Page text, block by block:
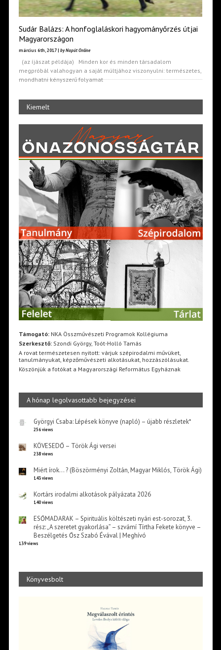
Sudár Balázs: A honfoglaláskori hagyományőrzés útjai
Magyarországon
március 6th, 2017 | by Napút Online
(az íjászat példája) Minden kor és minden társadalom
megpróbál valahogyan a saját múltjához viszonyulni: természetes,
mondhatni kényszerű folyamat
Kiemelt
Támogató:NKA Összművészeti Programok Kollégiuma
Szerkesztő:Szondi György, Toót-Holló Tamás
A rovat természetesen nyitott: várjuk szépirodalmi művüket,
tanulmányukat, képzőművészeti alkotásukat, hozzászólásukat.
Köszönjük a fotókat a Magyarországi Református Egyháznak
A hónap legolvasottabb bejegyzései
Györgyi Csaba: Lépések könyve (napló) – újabb részletek*
256 views
KÖVESEDŐ – Török Ági versei
238 views
Miért írok… ? (Böszörményi Zoltán, Magyar Miklós, Török Ági)
143 views
Kortárs irodalmi alkotások pályázata 2026
140 views
ESŐMADARAK – Spirituális költészeti nyári est-sorozat, 3.
rész: „A szeretet gyakorlása” – szvámí Tírtha Fekete könyve –
Beszélgetés Ősz Szabó Évával | Meghívó
139 views
Könyvesbolt